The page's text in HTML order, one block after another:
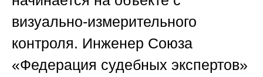
визуально-измерительного
контроля. Инженер Союза
«Федерация судебных экспертов»